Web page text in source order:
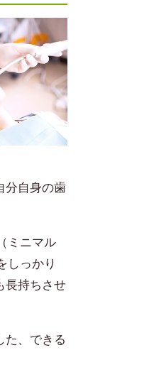
分自身の歯
ミニマル
しっかり
長持ちさせ
た、できる